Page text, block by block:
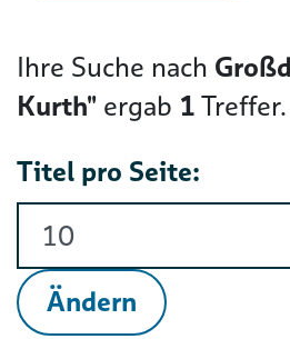
Ihre Suche nach
Kurth" ergab 1Treffer.
Titel pro Seite:
Ändern